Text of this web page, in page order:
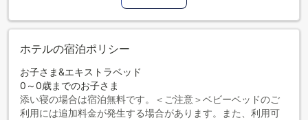
ホテルの宿泊ポリシー
お子さま&エキストラベッド
0～0歳までのお子さま
添い寝の場合は宿泊無料です。＜ご注意＞ベビーベッドのご
利用には追加料金が発生する場合があります。また、利用可